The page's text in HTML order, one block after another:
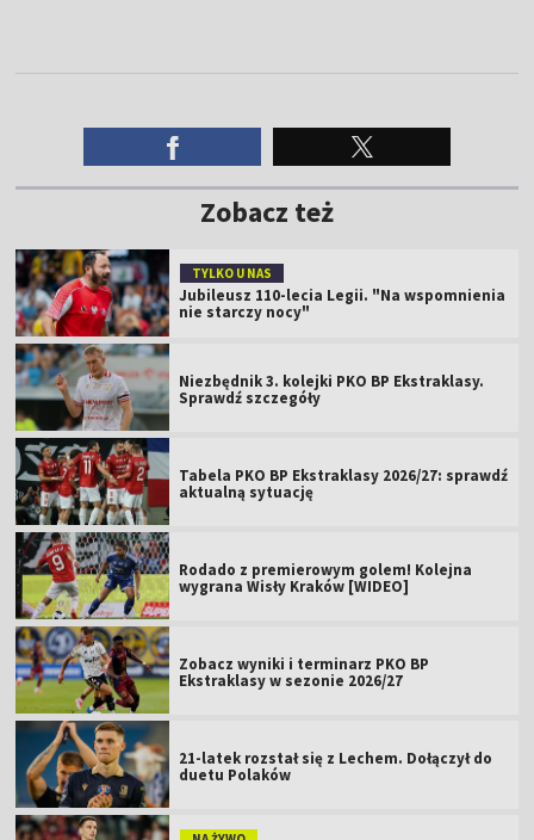
Zobacz też
TYLKO U NAS
Jubileusz 110-lecia Legii. "Na wspomnienia
nie starczy nocy"
Niezbędnik 3. kolejki PKO BP Ekstraklasy.
Sprawdź szczegóły
Tabela PKO BP Ekstraklasy 2026/27: sprawdź
aktualną sytuację
Rodado z premierowym golem! Kolejna
wygrana Wisły Kraków [WIDEO]
Zobacz wyniki i terminarz PKO BP
Ekstraklasy w sezonie 2026/27
21-latek rozstał się z Lechem. Dołączył do
duetu Polaków